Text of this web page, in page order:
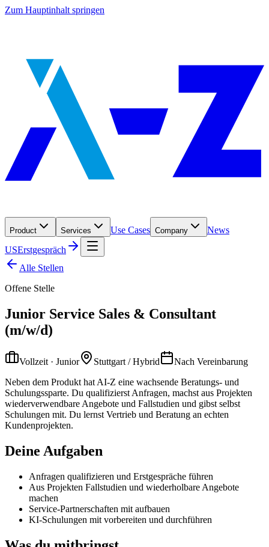
Zum Hauptinhalt springen
Product Services Use Cases Company
News
USErstgespräch
Alle Stellen
Offene Stelle
Junior Service Sales & Consultant
(m/w/d)
Vollzeit · Junior Stuttgart / Hybrid
Nach Vereinbarung
Neben dem Produkt hat AI-Z eine wachsende Beratungs- und
Schulungssparte. Du qualifizierst Anfragen, machst aus Projekten
wiederverwendbare Angebote und Fallstudien und gibst selbst
Schulungen mit. Du lernst Vertrieb und Beratung an echten
Kundenprojekten.
Deine Aufgaben
Anfragen qualifizieren und Erstgespräche führen
Aus Projekten Fallstudien und wiederholbare Angebote
machen
Service-Partnerschaften mit aufbauen
KI-Schulungen mit vorbereiten und durchführen